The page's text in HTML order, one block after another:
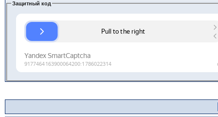
Защитный код